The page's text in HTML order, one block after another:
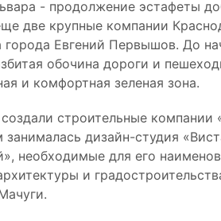
- продолжение эстафеты
две крупные компании
города Евгений Первышов. До
обочина дороги и
и комфортная зеленая зона.
строительные
дизайн-студия
необходимые для его
и